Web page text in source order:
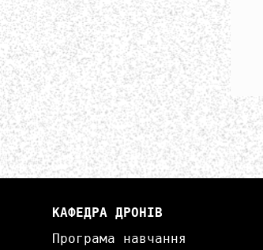
КАФЕДРА ДРОНІВ
Програма навчання